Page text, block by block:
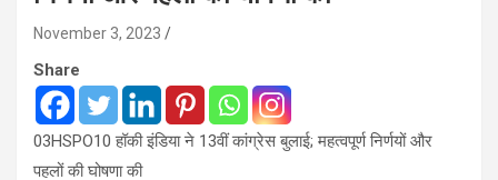
November 3, 2023
Share
03HSPO10 हॉकी इंडिया ने 13वीं कांग्रेस बुलाई; महत्वपूर्ण निर्णयों और
पहलों की घोषणा की